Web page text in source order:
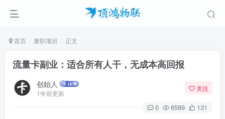
首页 兼职项目 正文
流量卡副业：适合所有人干，无成本高回报
创始人
1年前更新
关注
0 6589 131